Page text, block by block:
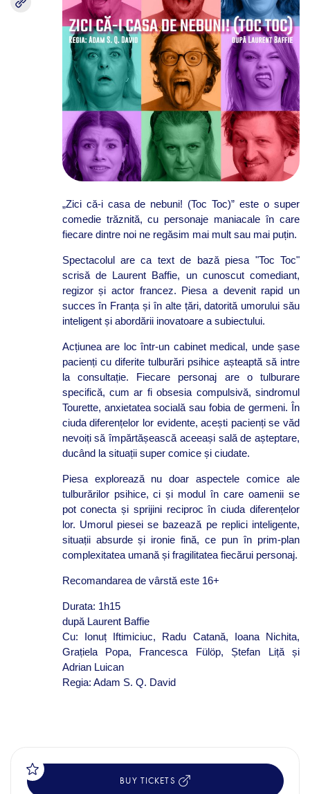
„Zici că-i casa de nebuni! (Toc Toc)” este o super
comedie trăznită, cu personaje maniacale în care
fiecare dintre noi ne regăsim mai mult sau mai puțin.
Spectacolul are ca text de bază piesa "Toc Toc"
scrisă de Laurent Baffie, un cunoscut comediant,
regizor și actor francez. Piesa a devenit rapid un
succes în Franța și în alte țări, datorită umorului său
inteligent și abordării inovatoare a subiectului.
Acțiunea are loc într-un cabinet medical, unde șase
pacienți cu diferite tulburări psihice așteaptă să intre
la consultație. Fiecare personaj are o tulburare
specifică, cum ar fi obsesia compulsivă, sindromul
Tourette, anxietatea socială sau fobia de germeni. În
ciuda diferențelor lor evidente, acești pacienți se văd
nevoiți să împărtășească aceeași sală de așteptare,
ducând la situații super comice și ciudate.
Piesa explorează nu doar aspectele comice ale
tulburărilor psihice, ci și modul în care oamenii se
pot conecta și sprijini reciproc în ciuda diferențelor
lor. Umorul piesei se bazează pe replici inteligente,
situații absurde și ironie fină, ce pun în prim-plan
complexitatea umană și fragilitatea fiecărui personaj.
Recomandarea de vârstă este 16+
Durata: 1h15
după Laurent Baffie
Cu: Ionuț Iftimiciuc, Radu Catană, Ioana Nichita,
Grațiela Popa, Francesca Fülöp, Ștefan Liță și
Adrian Luican
Regia: Adam S. Q. David
BUY TICKETS